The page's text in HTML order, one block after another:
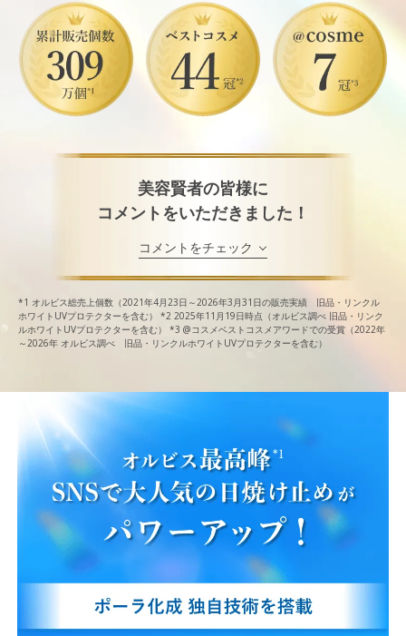
美容賢者の皆様に
コメントをいただきました！
コメントをチェック
*1 オルビス総売上個数（2021年4月23日～2026年3月31日の販売実績 旧品・リンクル
ホワイトUVプロテクターを含む）
*2 2025年11月19日時点（オルビス調べ 旧品・リンク
ルホワイトUVプロテクターを含む）
*3 @コスメベストコスメアワードでの受賞（2022年
～2026年 オルビス調べ 旧品・リンクルホワイトUVプロテクターを含む）